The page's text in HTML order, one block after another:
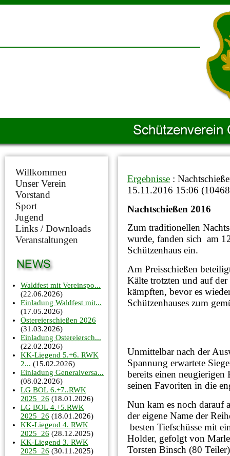
Willkommen
Unser Verein
Vorstand
Sport
Jugend
Links / Downloads
Veranstaltungen
Waldfest mit Vereinspo...
(22.06.2026)
Einladung Waldfest mit...
(17.05.2026)
Ostereierschießen 2026
(31.03.2026)
Einladung Ostereiersch...
(22.02.2026)
KK-Liegend 5.+6. RWK
2... (15.02.2026)
Einladung Generalversa...
(08.02.2026)
LG BOL 6.+7..RWK
2025_26 (18.01.2026)
LG BOL 4.+5.RWK
2025_26 (18.01.2026)
KK-Liegend 4. RWK
2025_26 (28.12.2025)
KK-Liegend 3. RWK
2025_26 (30.11.2025)
Ergebnisse :
15.11.2016 15:06 (
Nachtschießen 2016
Zum traditionellen
wurde, fanden sich am
Schützenhaus ein.
Am Preisschießen
Kälte trotzten und auf
kämpften, bevor es
Schützenhauses zum
Unmittelbar nach der
Spannung erwartete
bereits einen
seinen Favoriten in die
Nun kam es noch darauf
der eigene Name der
besten Tiefschüsse mit
Holder, gefolgt von
Torsten Binsch (80